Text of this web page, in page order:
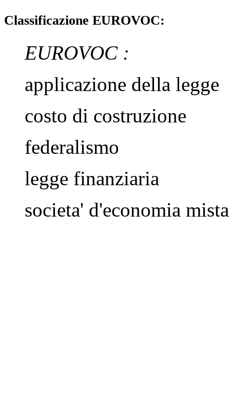
Classificazione EUROVOC:
EUROVOC :
applicazione della legge
costo di costruzione
federalismo
legge finanziaria
societa' d'economia mista